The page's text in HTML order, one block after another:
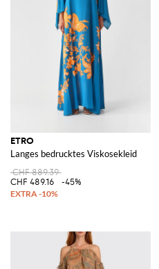
ETRO
Langes bedrucktes Viskosekleid
CHF 889.39
CHF 489.16
-45%